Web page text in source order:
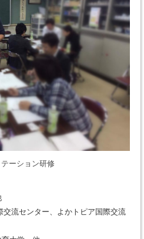
ーション研修
交流センター、よかトピア国際交流